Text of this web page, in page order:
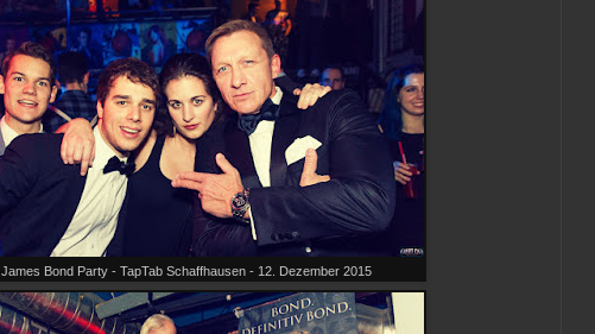
James Bond Party - TapTab Schaffhausen - 12. Dezember 2015